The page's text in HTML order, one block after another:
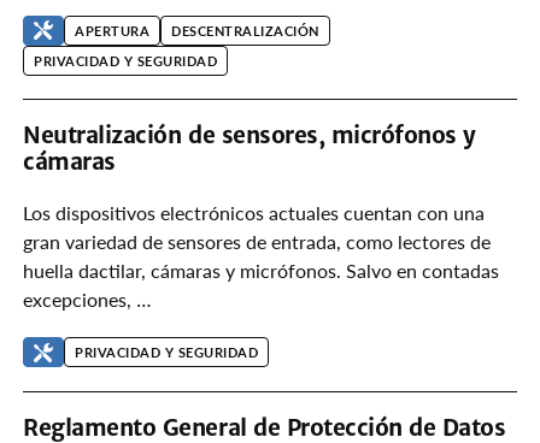
APERTURA
DESCENTRALIZACIÓN
PRIVACIDAD Y SEGURIDAD
Neutralización de sensores, micrófonos y
cámaras
Los dispositivos electrónicos actuales cuentan con una
gran variedad de sensores de entrada, como lectores de
huella dactilar, cámaras y micrófonos. Salvo en contadas
excepciones, …
PRIVACIDAD Y SEGURIDAD
Reglamento General de Protección de Datos